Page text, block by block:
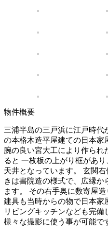
物件概要
三浦半島の三戸浜に江戸時代
の本格木造平屋建ての日本家
腕の良い宮大工により作られ
ると 一枚板の上がり框があ
天井となっています。 玄関
きは書院造の様式で、広縁
ます。 その右手奥に数寄屋
建具も当時からの物で日本家
リビングキッチンなども完
様々な撮影に使う事が可能で